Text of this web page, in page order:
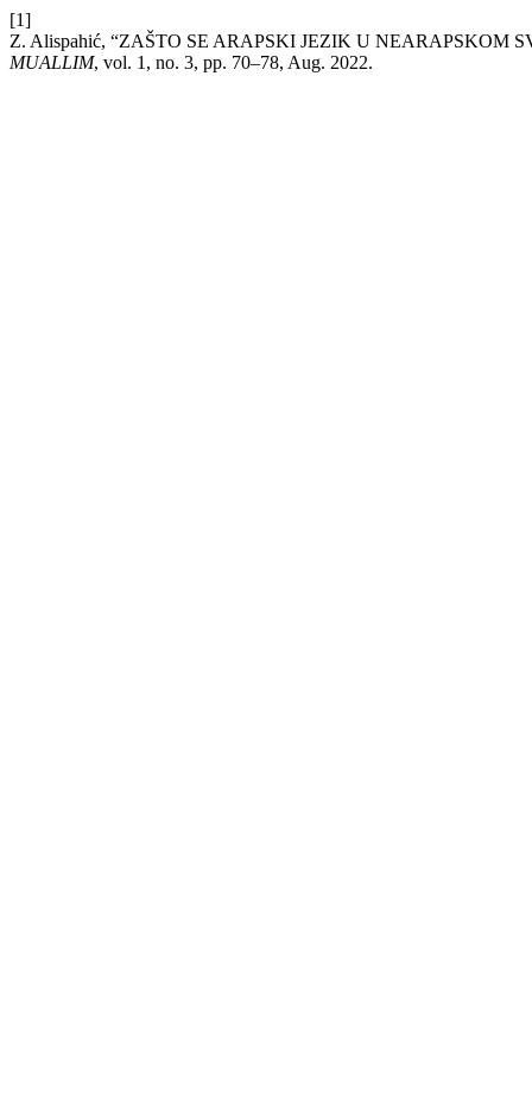
[1]
Z. Alispahić, “ZAŠTO SE ARAPSKI JEZIK U
MUALLIM, vol. 1, no. 3, pp. 70–78, Aug. 2022.